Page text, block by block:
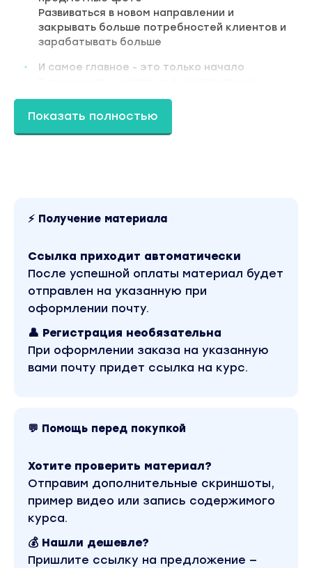
Развиваться в новом направлении и
закрывать больше потребностей клиентов и
зарабатывать больше
И самое главное - это только начало
открывают перед тобой дверь в мир
возможностей
Там ты во всех подробностях узнаешь, как
Ты узнаешь, какое оборудование нужно для
создания видео и как правильно его
выбрать
источниками света для получения
профессиональной картинки
Научишься выставлять правильные
которые портят твои кадры
приложением Alight Motion
На воркшопе вы снимете и смонтируете
видеоролик
Тариф Базовый
Доступ ко всем урокам воркшопа
Показать полностью
⚡ Получение материала
Ссылка приходит автоматически
После успешной оплаты материал будет
отправлен на указанную при
оформлении почту.
👤 Регистрация необязательна
При оформлении заказа на указанную
вами почту придет ссылка на курс.
💬 Помощь перед покупкой
Хотите проверить материал?
Отправим дополнительные скриншоты,
пример видео или запись содержимого
курса.
💰 Нашли дешевле?
Пришлите ссылку на предложение —